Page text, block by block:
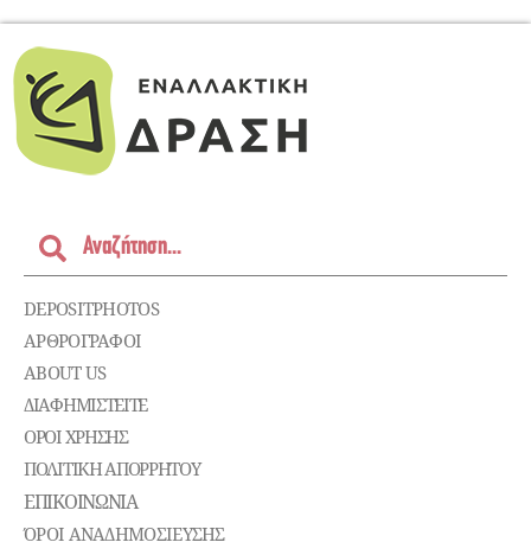
DEPOSITPHOTOS
ΑΡΘΡΟΓΡΑΦΟΙ
ABOUT US
ΔΙΑΦΗΜΙΣΤΕΊΤΕ
ΌΡΟΙ ΧΡΉΣΗΣ
ΠΟΛΙΤΙΚΉ ΑΠΟΡΡΉΤΟΥ
ΕΠΙΚΟΙΝΩΝΊΑ
ΌΡΟΙ ΑΝΑΔΗΜΟΣΙΕΥΣΗΣ